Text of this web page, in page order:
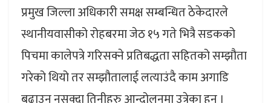
प्रमुख जिल्ला अधिकारी समक्ष सम्बन्धित ठेकेदारले
स्थानीयवासीको रोहबरमा जेठ १५ गते भित्रै सडकको
पिचमा कालेपत्रे गरिसक्ने प्रतिबद्धता सहितको सम्झौता
गरेको थियो तर सम्झौतालाई लत्याउंदै काम अगाडि